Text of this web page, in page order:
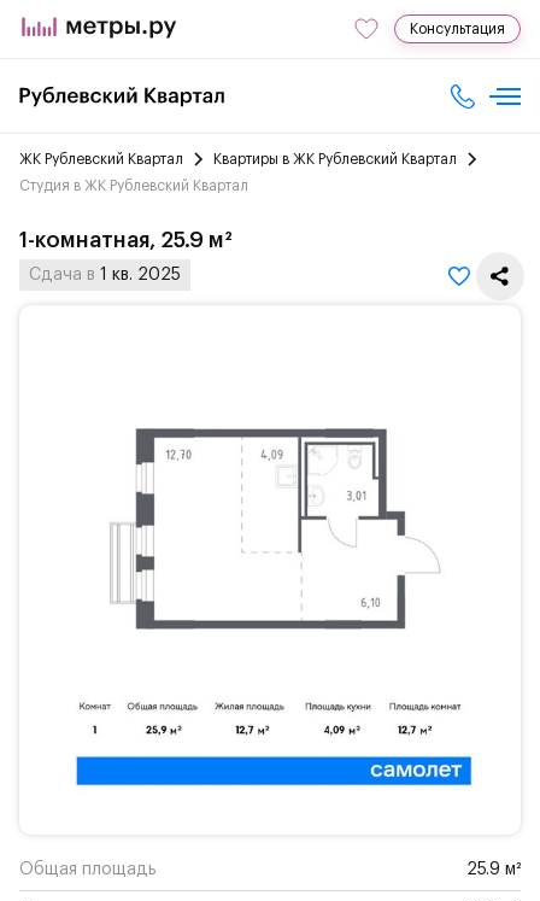
Консультация
ЖК Рублевский Квартал
Квартиры в ЖК Рублевский Квартал
Студия в ЖК Рублевский Квартал
1-комнатная, 25.9 м²
Сдача в 1 кв. 2025
Общая площадь 25.9 м²